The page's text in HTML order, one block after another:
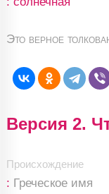
Это верное
Версия 2.
Происхождение
: Греческое имя